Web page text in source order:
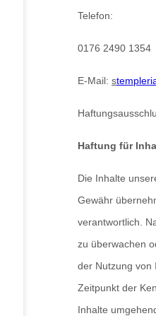
Telefon:
0176 2490 1354
E-Mail: s
Haftung für
Die Inhalte
Gewähr
verantwortlich.
zu überwachen
der Nutzung von
Zeitpunkt der
Inhalte